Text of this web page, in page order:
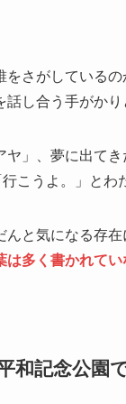
さがしている
し合う手がかり
」、夢に出て
こうよ。」とわ
と気になる存
は多く書かれて
和記念公